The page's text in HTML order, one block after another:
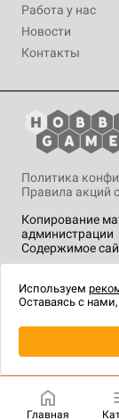
Работа у нас
Новости
Контакты
Копирование
администрации
Содержимое
Политика
Правила акций
технологии.
Главная
Используем
Оставаясь с